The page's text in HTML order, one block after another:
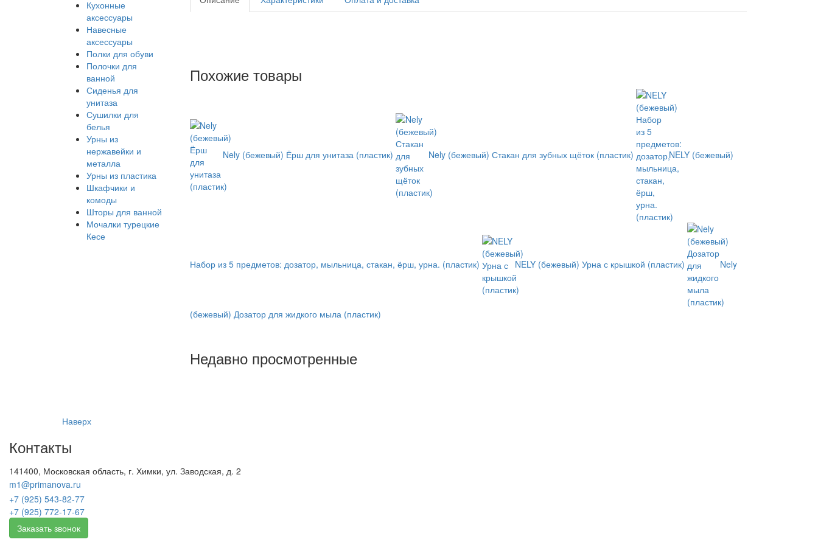
Кухонные
аксессуары
Навесные
аксессуары
Полки для обуви
Полочки для
ванной
Сиденья для
унитаза
Сушилки для
белья
Урны из
нержавейки и
металла
Урны из пластика
Шкафчики и
комоды
Шторы для ванной
Мочалки турецкие
Кесе
Похожие товары
Nely (бежевый) Ёрш для унитаза (пластик) Nely (бежевый) Стакан для зубных щёток (пластик) NELY (бежевый)
Набор из 5 предметов: дозатор, мыльница, стакан, ёрш, урна. (пластик) NELY (бежевый) Урна с крышкой (пластик) Nely
(бежевый) Дозатор для жидкого мыла (пластик)
Недавно просмотренные
Наверх
Контакты
141400, Московская область, г. Химки, ул. Заводская, д. 2
m1@primanova.ru
+7 (925) 543-82-77
+7 (925) 772-17-67
Заказать звонок